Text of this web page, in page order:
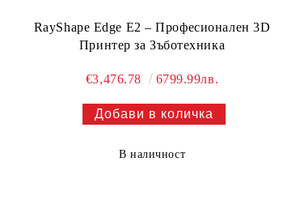
RayShape Edge E2 – Професионален 3D
Принтер за Зъботехника
€3,476.78 6799.99лв.
В наличност